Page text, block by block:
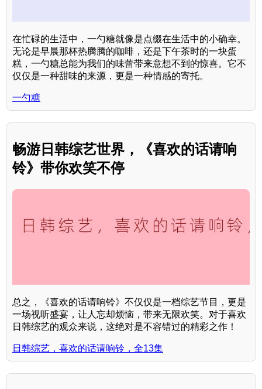
在忙碌的生活中，一勺糖就像是点缀在生活中的小确幸。
无论是早晨那杯热腾腾的咖啡，还是下午茶时的一块蛋
糕，一勺糖总能为我们的味蕾带来意想不到的惊喜。它不
仅仅是一种甜味的来源，更是一种情感的寄托。
一勺糖
畅游日韩综艺世界，《喜欢的话请响
铃》带你欢笑不停
总之，《喜欢的话请响铃》不仅仅是一档综艺节目，更是
一场视听盛宴，让人忘却烦恼，带来无限欢笑。对于喜欢
日韩综艺的观众来说，这绝对是不容错过的精彩之作！
日韩综艺，喜欢的话请响铃，全13集